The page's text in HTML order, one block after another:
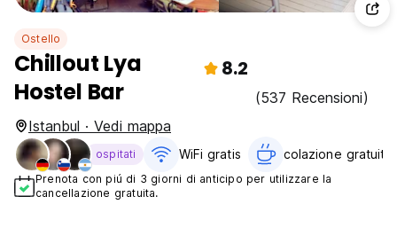
Ostello
Chillout Lya
Hostel Bar
8.2
(537 Recensioni)
Istanbul · Vedi mappa
ospitati WiFi gratis colazione gratuita‎
Prenota con piú di 3 giorni di anticipo per utilizzare la
cancellazione gratuita.